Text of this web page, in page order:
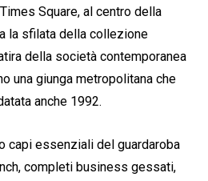
Square, al centro della
la sfilata della collezione
della società contemporanea
una giunga metropolitana che
anche 1992.
capi essenziali del guardaroba
completi business gessati,